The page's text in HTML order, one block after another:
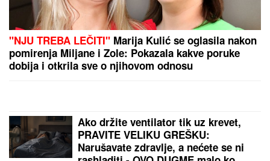
"DA TI UNIŠTIM I OVAJ BRAK, PA TE OTERAM U
DOM ZA MAJKE SA DECOM KOJE NEMAJU ZA
ŽIVOT" Ujeku pretnji ženi Slobe Radanovića, Ana
Nikolić se oglasila: "Ne govori ništa!"